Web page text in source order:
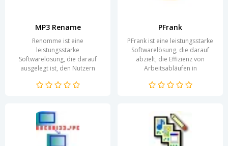
MP3 Rename
Renomme ist eine
leistungsstarke
Softwarelösung, die darauf
ausgelegt ist, den Nutzern
Präsenz und Branding zu
PFrank
PFrank ist eine leistungsstarke
Softwarelösung, die darauf
abzielt, die Effizienz von
Arbeitsabläufen in
steigern. Sie bietet eine...